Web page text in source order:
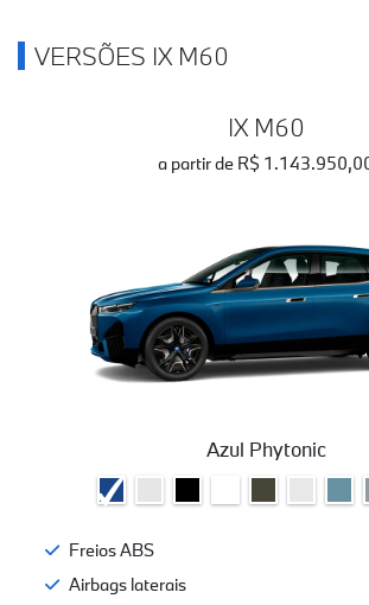
VERSÕES IX M60
IX M60
a partir de R$
Azul Phytonic
Freios ABS
Airbags laterais